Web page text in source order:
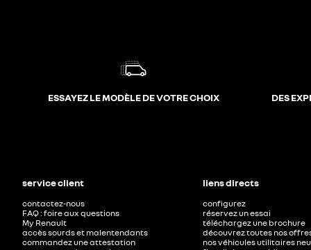
ESSAYEZ LE MODÈLE DE VOTRE CHOIX DES
service client
contactez-nous
FAQ : foire aux questions
My Renault
accès sourds et malentendants
commandez une attestation
liens directs
configurez
réservez un essai
téléchargez une brochure
découvrez toutes nos
nos véhicules utilitaires